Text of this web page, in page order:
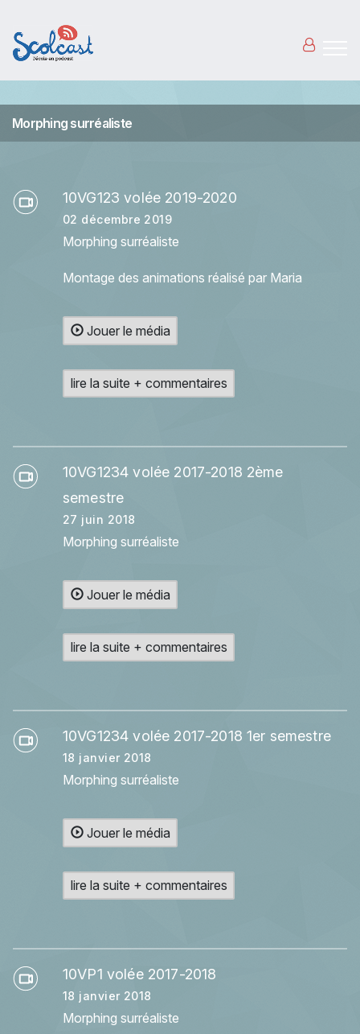
Morphing surréaliste
10VG123 volée 2019-2020
02 décembre 2019
Morphing surréaliste
Montage des animations réalisé par Maria
Jouer le média
lire la suite + commentaires
10VG1234 volée 2017-2018 2ème
semestre
27 juin 2018
Morphing surréaliste
Jouer le média
lire la suite + commentaires
10VG1234 volée 2017-2018 1er semestre
18 janvier 2018
Morphing surréaliste
Jouer le média
lire la suite + commentaires
10VP1 volée 2017-2018
18 janvier 2018
Morphing surréaliste